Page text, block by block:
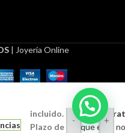
| Joyería Online
Embalaje
incluido.
Plazo de
- +
Grabado
Indique en la